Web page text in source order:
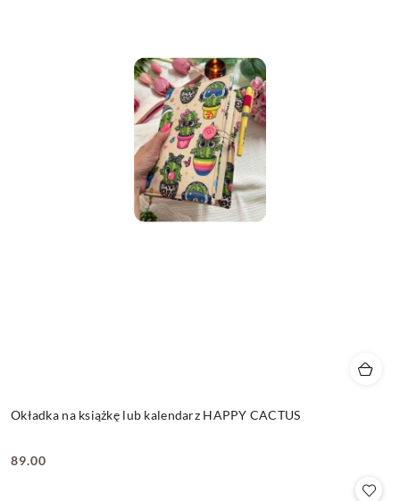
Okładka na książkę lub kalendarz HAPPY CACTUS
Cena:
89.00